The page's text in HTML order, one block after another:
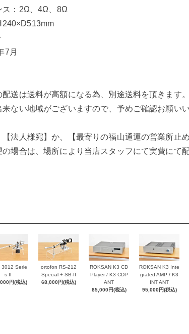
ス：2Ω、4Ω、8Ω
7月
送は送料が高額になる為、別途送料を頂きます。
来ない地域がございますので、予めご確認お願いい
法人様宛】か、【最寄りの福山通運の営業所止
場合は、場所により当店スタッフにて実費にて
3012 Serie
s II
円(税込)
ortofon RS-212
Special + SB-II
68,000円(税込)
ROKSAN K3 CD
Player / K3 CDP
ANT
85,000円(税込)
ROKSAN K3 Inte
grated AMP / K3
INT ANT
95,000円(税込)